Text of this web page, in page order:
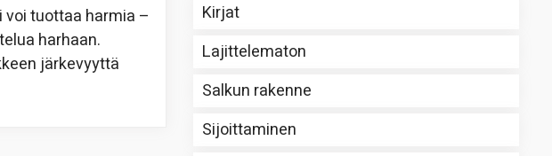
tuottaa harmia –
harhaan.
järkevyyttä
Kirjat
Lajittelematon
Salkun rakenne
Sijoittaminen